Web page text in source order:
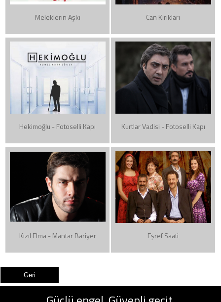
Meleklerin Aşkı Can Kırıkları
Hekimoğlu - Fotoselli Kapı Kurtlar Vadisi - Fotoselli Kapı
Kızıl Elma - Mantar Bariyer Eşref Saati